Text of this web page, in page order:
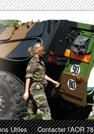
Utiles
Contacter l’AOR 78